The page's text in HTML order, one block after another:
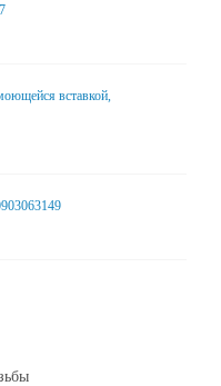
вставкой,